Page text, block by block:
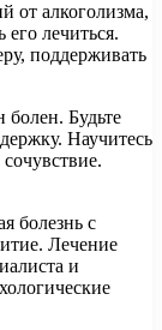
от алкоголизма,
лечиться.
поддерживать
болен. Будьте
Научитесь
болезнь с
Лечение
и